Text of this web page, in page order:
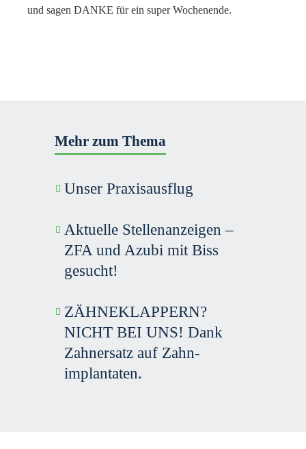
und sagen DANKE für ein super Wochenende.
Mehr zum Thema
Unser Praxisausflug
Aktuelle Stellenanzeigen –
ZFA und Azubi mit Biss
gesucht!
ZÄHNE­KLAPPERN?
NICHT BEI UNS! Dank
Zahnersatz auf Zahn­
implantaten.